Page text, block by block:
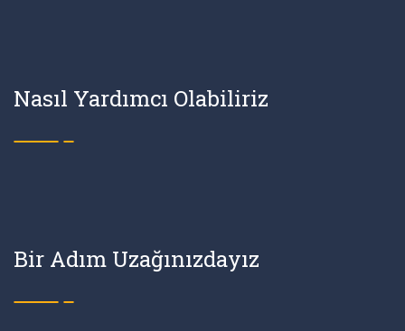
Nasıl Yardımcı Olabiliriz
Bir Adım Uzağınızdayız